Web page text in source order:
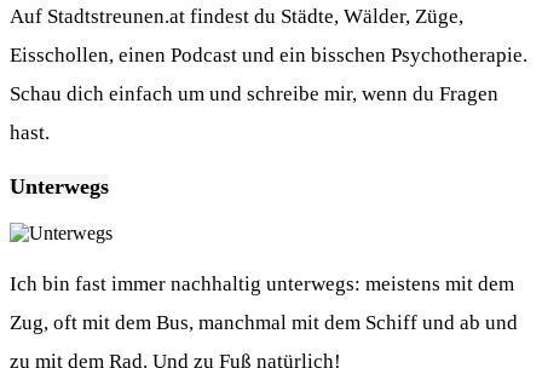
Auf Stadtstreunen.at findest du Städte, Wälder, Züge,
Eisschollen, einen Podcast und ein bisschen Psychotherapie.
Schau dich einfach um und schreibe mir, wenn du Fragen
hast.
Unterwegs
Ich bin fast immer nachhaltig unterwegs: meistens mit dem
Zug, oft mit dem Bus, manchmal mit dem Schiff und ab und
zu mit dem Rad. Und zu Fuß natürlich!